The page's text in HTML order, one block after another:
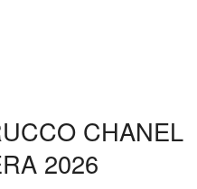
CHANEL
2026